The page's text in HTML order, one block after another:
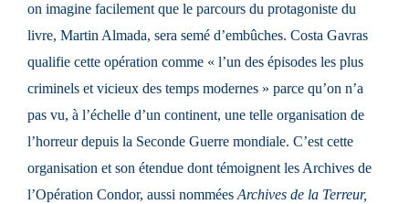
on imagine facilement que le parcours du protagoniste du
livre, Martin Almada, sera semé d’embûches. Costa Gavras
qualifie cette opération comme « l’un des épisodes les plus
criminels et vicieux des temps modernes » parce qu’on n’a
pas vu, à l’échelle d’un continent, une telle organisation de
l’horreur depuis la Seconde Guerre mondiale. C’est cette
organisation et son étendue dont témoignent les Archives de
l’Opération Condor, aussi nomméesArchives de la Terreur,